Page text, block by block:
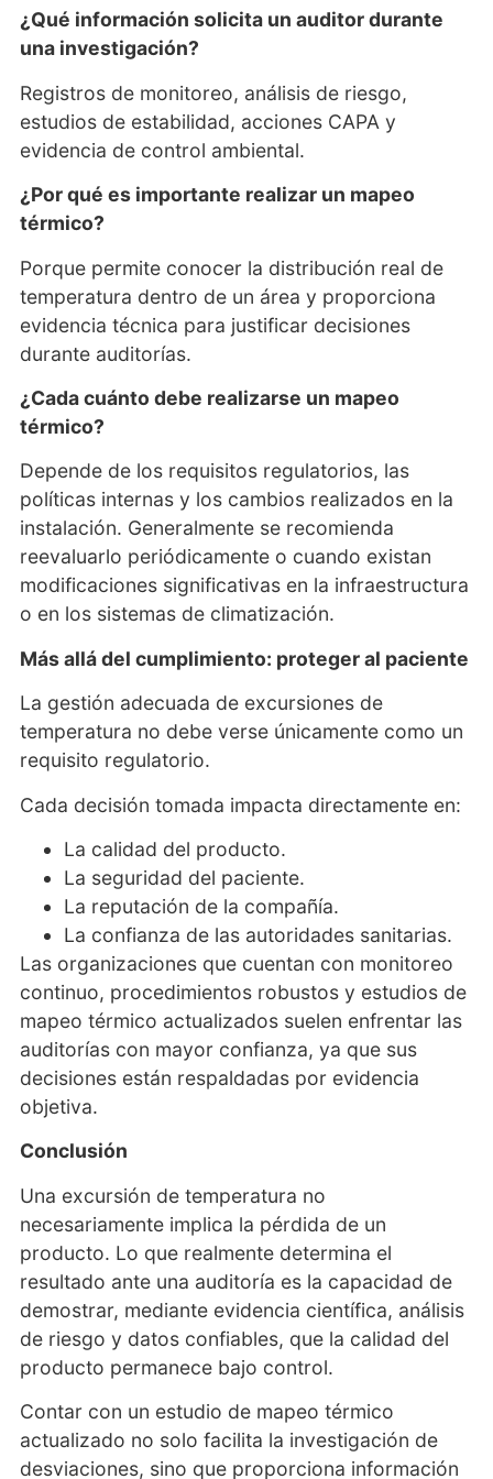
¿Qué información solicita un auditor durante
una investigación?
Registros de monitoreo, análisis de riesgo,
estudios de estabilidad, acciones CAPA y
evidencia de control ambiental.
¿Por qué es importante realizar un mapeo
térmico?
Porque permite conocer la distribución real de
temperatura dentro de un área y proporciona
evidencia técnica para justificar decisiones
durante auditorías.
¿Cada cuánto debe realizarse un mapeo
térmico?
Depende de los requisitos regulatorios, las
políticas internas y los cambios realizados en la
instalación. Generalmente se recomienda
reevaluarlo periódicamente o cuando existan
modificaciones significativas en la infraestructura
o en los sistemas de climatización.
Más allá del cumplimiento: proteger al paciente
La gestión adecuada de excursiones de
temperatura no debe verse únicamente como un
requisito regulatorio.
Cada decisión tomada impacta directamente en:
La calidad del producto.
La seguridad del paciente.
La reputación de la compañía.
La confianza de las autoridades sanitarias.
Las organizaciones que cuentan con monitoreo
continuo, procedimientos robustos y estudios de
mapeo térmico actualizados suelen enfrentar las
auditorías con mayor confianza, ya que sus
decisiones están respaldadas por evidencia
objetiva.
Conclusión
Una excursión de temperatura no
necesariamente implica la pérdida de un
producto. Lo que realmente determina el
resultado ante una auditoría es la capacidad de
demostrar, mediante evidencia científica, análisis
de riesgo y datos confiables, que la calidad del
producto permanece bajo control.
Contar con un estudio de mapeo térmico
actualizado no solo facilita la investigación de
desviaciones, sino que proporciona información